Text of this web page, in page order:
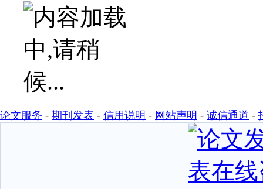
论文服务 - 期刊发表 - 信用说明 - 网站声明 - 诚信通道 -